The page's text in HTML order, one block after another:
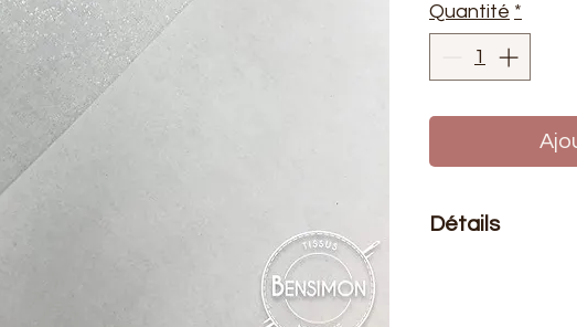
Quantité *
Détails